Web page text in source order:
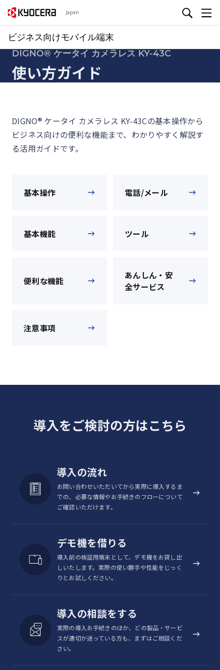
Japan
ビジネス向けモバイル端末
DIGNO® ケータイ カメラレス KY-43C
使い方ガイド
DIGNO® ケータイ カメラレス KY-43Cの基本操作から
ビジネス向けの便利な機能まで、わかりやすく解説す
る活用ガイドです。
基本操作 電話/メール
基本機能 ツール
便利な機能
あんしん・安
全サービス
注意事項
導入をご検討の方はこちら
導入の流れ
お問い合わせいただいてから実際に導入するま
での、必要な情報やお手続きのフローについて
ご確認いただけます。
デモ機を借りる
導入前の検証用端末として、デモ機をお貸し出
しいたします。実際の使い勝手や性能をじっく
りとお試しください。
導入の相談をする
実際の導入お手続きのほか、どの製品・サービ
スが適切か迷っている方も、まずはご相談くだ
さい。